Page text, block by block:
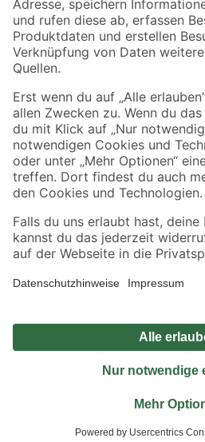
Zahlungsarten
Sicher einkaufen
Jetzt die toom-App herunterladen
Alle Preisangaben in EUR inkl. gesetzl. MwSt.. Die
Umständen nicht in allen Märkten verfügbar. Die
Produkte nur solange der Vorrat reicht.
*Paketversand ab 59 € versandkostenfrei, gilt nicht
Privatsphäre
Nutzungsbedingungen
Widerrufsrecht
© 2026 toom Baumarkt GmbH